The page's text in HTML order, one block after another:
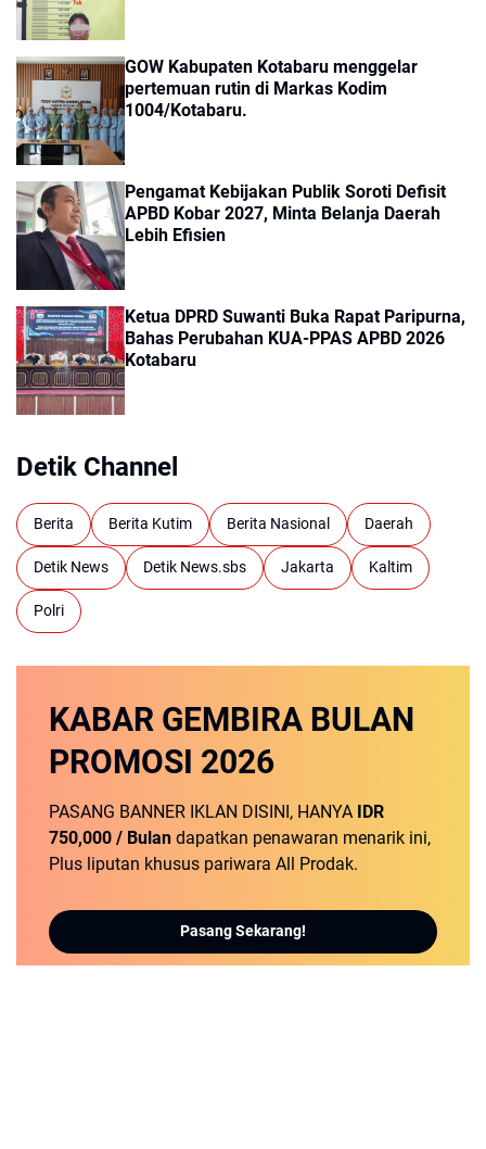
GOW Kabupaten Kotabaru menggelar
pertemuan rutin di Markas Kodim
1004/Kotabaru.
Pengamat Kebijakan Publik Soroti Defisit
APBD Kobar 2027, Minta Belanja Daerah
Lebih Efisien
Ketua DPRD Suwanti Buka Rapat Paripurna,
Bahas Perubahan KUA-PPAS APBD 2026
Kotabaru
Detik Channel
Berita Berita Kutim Berita Nasional Daerah
Detik News Detik News.sbs Jakarta Kaltim
Polri
KABAR GEMBIRA BULAN
PROMOSI 2026
PASANG BANNER IKLAN DISINI, HANYA IDR
750,000 / Bulan dapatkan penawaran menarik ini,
Plus liputan khusus pariwara All Prodak.
Pasang Sekarang!